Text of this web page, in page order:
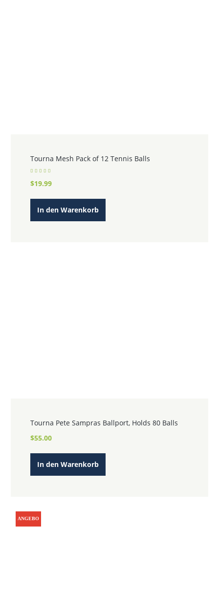
Tourna Mesh Pack of 12 Tennis Balls
mit
4.00
$19.99
In den Warenkorb
Tourna Pete Sampras Ballport, Holds 80 Balls
$55.00
In den Warenkorb
ANGEBO